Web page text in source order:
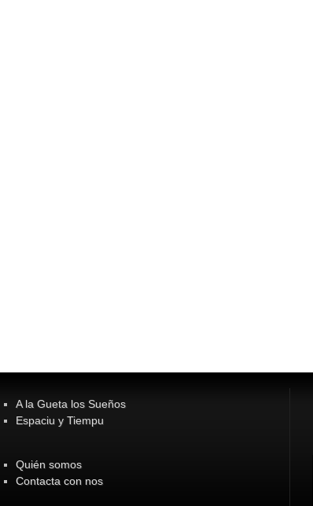
A la Gueta los Sueños
Espaciu y Tiempu
Quién somos
Contacta con nos